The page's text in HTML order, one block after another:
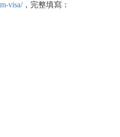
visa/，完整填寫：